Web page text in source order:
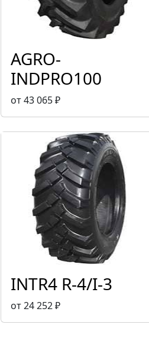
AGRO-
INDPRO100
от 43 065 ₽
INTR4 R-4/I-3
от 24 252 ₽